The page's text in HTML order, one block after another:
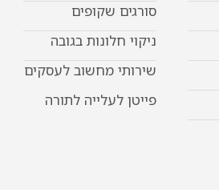
סורגים שקופים
ניקוי חלונות בגובה
שירותי מחשוב לעסקים
פייטן לעלייה לתורה